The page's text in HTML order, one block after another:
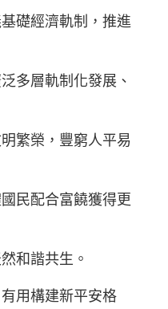
礎經濟軌制，推進
多層軌制化發展、
繁榮，豐窮人平易
民配合富饒獲得更
和諧共生。
用構建新平安格